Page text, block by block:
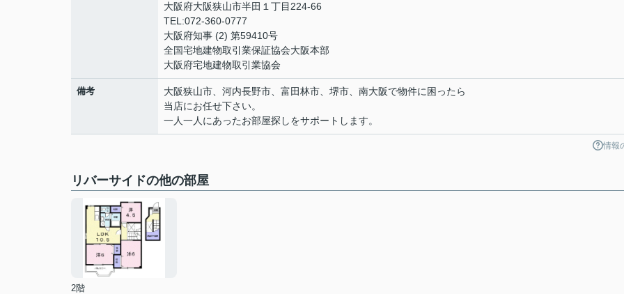
大阪府大阪狭山市半田１丁目224-66
TEL:072-360-0777
大阪府知事 (2) 第59410号
全国宅地建物取引業保証協会大阪本部
大阪府宅地建物取引業協会
備考
大阪狭山市、河内長野市、富田林市、堺市、南大阪で物件に困ったら
当店にお任せ下さい。
一人一人にあったお部屋探しをサポートします。
情報
リバーサイドの他の部屋
2階